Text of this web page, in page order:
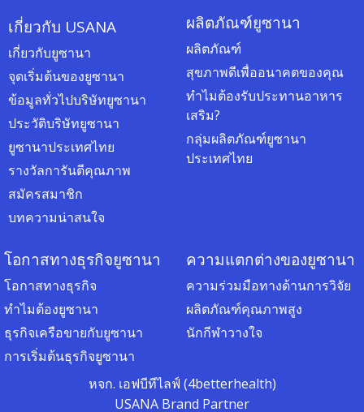
เกี่ยวกับ USANA
เกี่ยวกับยูซานา
จุดเริ่มต้นของยูซานา
ข้อมูลทั่วไปบริษัทยูซานา
ประวัติบริษัทยูซานา
ยูซานาประเทศไทย
รางวัลการันตีคุณภาพ
สมัครสมาชิก
บทความน่าสนใจ
ผลิตภัณฑ์ยูซานา
ผลิตภัณฑ์
สุขภาพดีเพื่ออนาคตของคุณ
ทำไมต้องรับประทานอาหาร
เสริม?
กลุ่มผลิตภัณฑ์ยูซานา
ประเทศไทย
โอกาสทางธุรกิจยูซานา
โอกาสทางธุรกิจ
ทำไมต้องยูซานา
ธุรกิจเครือขายกับยูซานา
การเริ่มต้นธุรกิจยูซานา
ความแตกต่างของยูซานา
ความร่วมมือทางด้านการวิจัย
ผลิตภัณฑ์คุณภาพสูง
นักกีฬาวางใจ
หจก. เอฟบีทีไลฟ์ (4betterhealth)
USANA Brand Partner